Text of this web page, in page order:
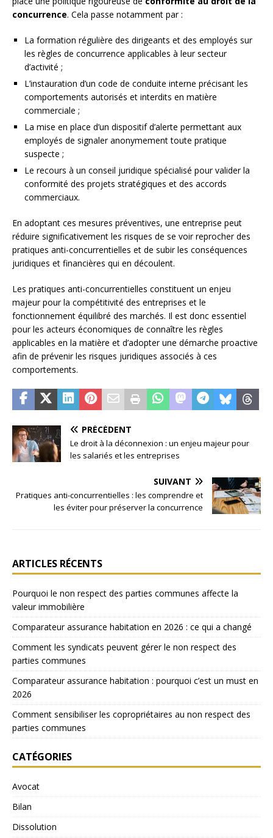
concurrence. Cela passe notamment par :
La formation régulière des dirigeants et des employés sur
les règles de concurrence applicables à leur secteur
d’activité ;
L’instauration d’un code de conduite interne précisant les
comportements autorisés et interdits en matière
commerciale ;
La mise en place d’un dispositif d’alerte permettant aux
employés de signaler anonymement toute pratique
suspecte ;
Le recours à un conseil juridique spécialisé pour valider la
conformité des projets stratégiques et des accords
commerciaux.
En adoptant ces mesures préventives, une entreprise peut
réduire significativement les risques de se voir reprocher des
pratiques anti-concurrentielles et de subir les conséquences
juridiques et financières qui en découlent.
Les pratiques anti-concurrentielles constituent un enjeu
majeur pour la compétitivité des entreprises et le
fonctionnement équilibré des marchés. Il est donc essentiel
pour les acteurs économiques de connaître les règles
applicables en la matière et d’adopter une démarche proactive
afin de prévenir les risques juridiques associés à ces
comportements.
PRÉCÉDENT
Le droit à la déconnexion : un enjeu majeur pour
les salariés et les entreprises
SUIVANT
Pratiques anti-concurrentielles : les comprendre et
les éviter pour préserver la concurrence
ARTICLES RÉCENTS
Pourquoi le non respect des parties communes affecte la
valeur immobilière
Comparateur assurance habitation en 2026 : ce qui a changé
Comment les syndicats peuvent gérer le non respect des
parties communes
Comparateur assurance habitation : pourquoi c’est un must en
2026
Comment sensibiliser les copropriétaires au non respect des
parties communes
CATÉGORIES
Avocat
Bilan
Dissolution